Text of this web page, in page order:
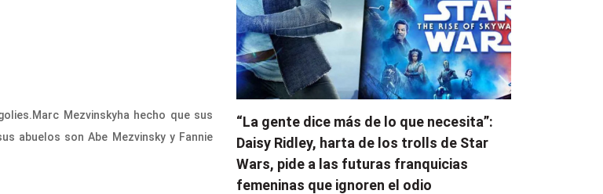
Marc Mezvinskyha hecho que sus
abuelos son Abe Mezvinsky y Fannie
“La gente dice más de lo que necesita”:
Daisy Ridley, harta de los trolls de Star
Wars, pide a las futuras franquicias
femeninas que ignoren el odio